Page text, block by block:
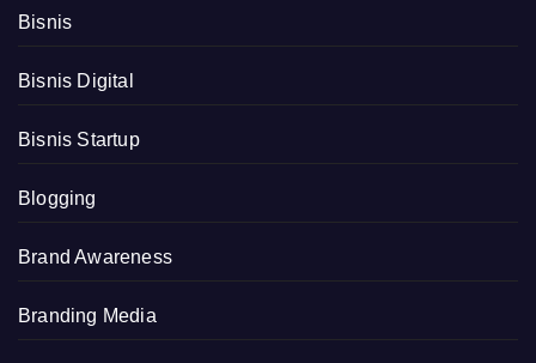
Bisnis
Bisnis Digital
Bisnis Startup
Blogging
Brand Awareness
Branding Media